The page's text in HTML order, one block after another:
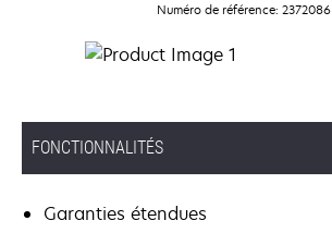
Numéro de référence: 2372086
FONCTIONNALITÉS
Garanties étendues